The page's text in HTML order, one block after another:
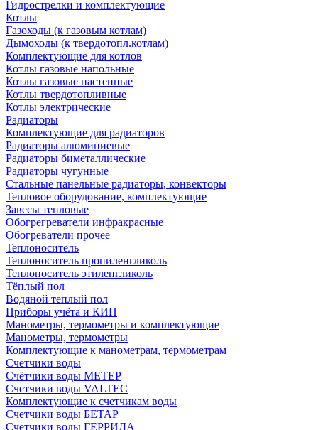
Гидрострелки и комплектующие
Котлы
Газоходы (к газовым котлам)
Дымоходы (к твердотопл.котлам)
Комплектующие для котлов
Котлы газовые напольные
Котлы газовые настенные
Котлы твердотопливные
Котлы электрические
Радиаторы
Комплектующие для радиаторов
Радиаторы алюминиевые
Радиаторы биметаллические
Радиаторы чугунные
Стальные панельные радиаторы, конвекторы
Тепловое оборудование, комплектующие
Завесы тепловые
Обогрегреватели инфракрасные
Обогреватели прочее
Теплоноситель
Теплоноситель пропиленгликоль
Теплоноситель этиленгликоль
Тёплый пол
Водяной теплый пол
Приборы учёта и КИП
Манометры, термометры и комплектующие
Манометры, термометры
Комплектующие к манометрам, термометрам
Счётчики воды
Счётчики воды МЕТЕР
Счетчики воды VALTEC
Комплектующие к счетчикам воды
Счетчики воды БЕТАР
Счетчики воды ГЕРРИДА